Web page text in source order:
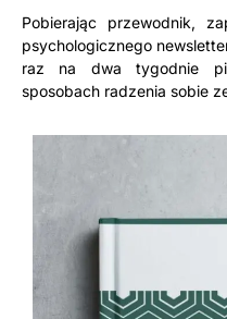
Pobierając przewodnik,
psychologicznego
raz na dwa tygodnie
sposobach radzenia sobie